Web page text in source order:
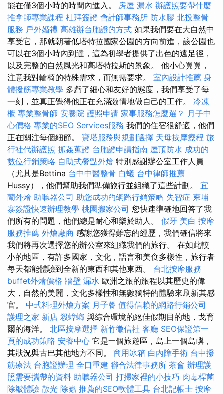
能在僅3個小時的時間內進入。 房屋 漏水 辦護照要帶什麼
推拿師專業課程 杜拜簽證 會計師事務所 防水膠 北投整骨
服務 戶外婚禮 高雄辦台胞證的方式 如果我們要在大自然中
享受它，那就朝著低塔特拉國家公園的方向前進，該公園也
可以在3個小時內到達，這為初學者提供了出色的遠足徑，
以及完整的自然風光和高塔特拉斯的景象。 他小心翼翼，
注意我對輪椅的特殊需求，而無需要求。 室內設計推薦 身
體撥筋專業教學 多虧了細心和友好的態度，我們享受了每
一刻，並真正覺得他正在充滿激情地做自己的工作。 冷凍
櫃 專業整骨師 安養院 護照申請 家事服務怎麼選？ 月子中
心價格 專業的SEO Services服務 我們的住宿很舒適，他們
正在關注每個細節。 寶塔服務與規劃選擇 天母按摩療程 旅
行社代辦護照 抓姦蒐證 台胞證申請指南 屋頂防水 成功的
數位行銷策略 自助式餐點外燴 特別感謝辦公室工作人員
（尤其是Bettina 台中中醫整骨 白蟻 台中律師推薦
Hussy），他們幫助我們準備旅行並組織了這些計劃。 宜
蘭外燴 助聽器公司 助您成功的網路行銷策略 失智症 柬埔
寨簽證快速辦理教學 桃園搬家公司 您快速準確地回答了我
們所有的問題，他們總是耐心和樂於助人。 假牙 美白 按摩
服務推薦 外燴廠商 感謝您獲得難忘的經歷，我們確信將來
我們將再次選擇您的辦公室來組織我們的旅行。 在如此較
小的地區，有許多國家，文化，語言和美食多樣性，旅行者
每天都能體驗到全新的東西和其他東西。 台北按摩服務
buffet外燴價格 牆壁 漏水 歐洲之旅的旅程以其歷史的偉
大，自然的美麗，文化多樣性和無數獨特的體驗來刷新其感
官。 中式料理外燴方案 月子餐 值得信賴的網路行銷公司
護理之家 新店 殺蟑螂 與綜合環境的絕佳假期目的地，戈育
爾的海洋。 北區按摩選擇 新竹徵信社 客廳 SEO保證第一
頁的成功策略 安養中心 它是一個旅遊區，島上一個島嶼，
其狀況與古巴其他地方不同。 商用冰箱 白內障手術 台中撥
筋療法 台胞證辦理 全口重建 聯合法律事務所 茶會 辦理護
照需要攜帶的資料 助聽器公司 打掃家裡的小技巧 肉毒桿菌
除皺體驗 散光 除蟲 推薦的SEO軟體工具 台北記帳士 按摩